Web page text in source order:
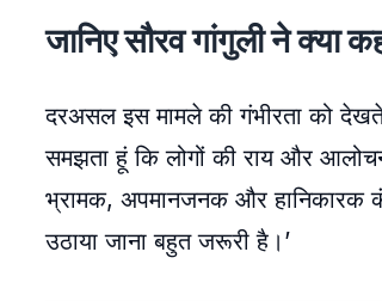
जानिए सौरव गांगुली ने क्या
दरअसल इस मामले की गंभीरता को
समझता हूं कि लोगों की राय और
भ्रामक, अपमानजनक और हानिकारक
उठाया जाना बहुत जरूरी है।’